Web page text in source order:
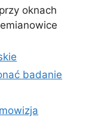
oknach
badanie